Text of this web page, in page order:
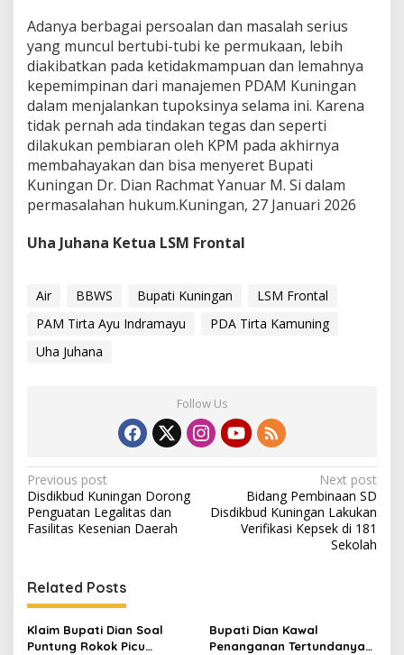
Adanya berbagai persoalan dan masalah serius
yang muncul bertubi-tubi ke permukaan, lebih
diakibatkan pada ketidakmampuan dan lemahnya
kepemimpinan dari manajemen PDAM Kuningan
dalam menjalankan tupoksinya selama ini. Karena
tidak pernah ada tindakan tegas dan seperti
dilakukan pembiaran oleh KPM pada akhirnya
membahayakan dan bisa menyeret Bupati
Kuningan Dr. Dian Rachmat Yanuar M. Si dalam
permasalahan hukum.Kuningan, 27 Januari 2026
Uha Juhana Ketua LSM Frontal
Air BBWS Bupati Kuningan
LSM Frontal
PAM Tirta Ayu Indramayu
PDA Tirta Kamuning
Uha Juhana
Follow Us
Post
navigation
Previous post
Disdikbud Kuningan Dorong
Penguatan Legalitas dan
Fasilitas Kesenian Daerah
Next post
Bidang Pembinaan SD
Disdikbud Kuningan Lakukan
Verifikasi Kepsek di 181
Sekolah
Related Posts
Klaim Bupati Dian Soal
Puntung Rokok Picu
Bupati Dian Kawal
Penanganan Tertundanya